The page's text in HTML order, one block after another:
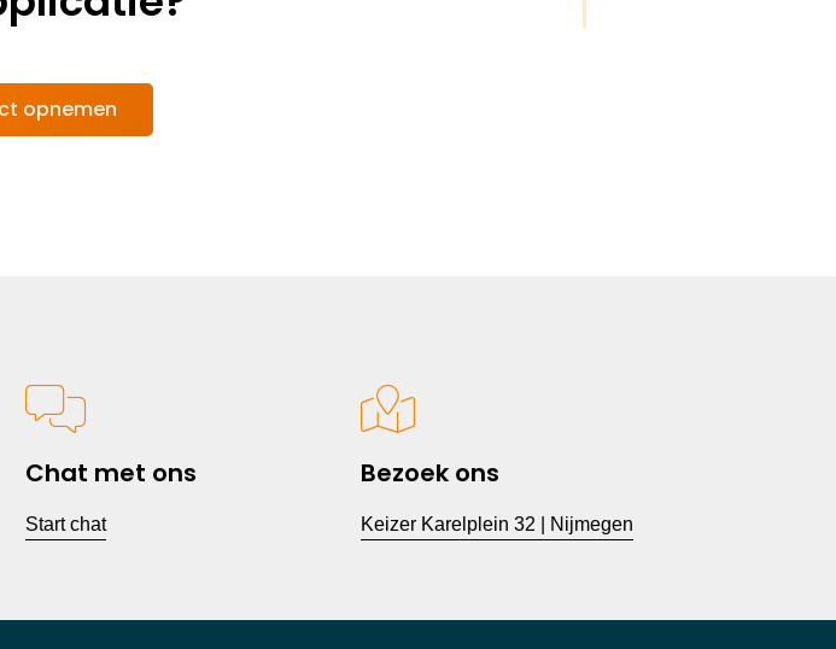
opnemen
Chat met ons
Start chat
Bezoek ons
Keizer Karelplein 32 | Nijmegen